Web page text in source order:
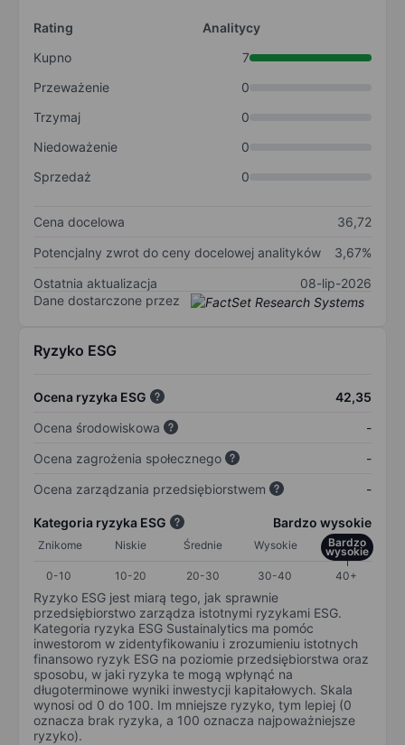
Rating
Analitycy
Kupno
7
Przeważenie
0
Trzymaj
0
Niedoważenie
0
Sprzedaż
0
Cena docelowa
36,72
Potencjalny zwrot do ceny docelowej analityków
3,67%
Ostatnia aktualizacja
08-lip-2026
Dane dostarczone przez
Ryzyko ESG
Ocena ryzyka ESG
42,35
Ocena środowiskowa
-
Ocena zagrożenia społecznego
-
Ocena zarządzania przedsiębiorstwem
-
Kategoria ryzyka ESG Bardzo wysokie
Znikome Niskie Średnie Wysokie Bardzo
wysokie
0-10
10-20 20-30 30-40 40+
Ryzyko ESG jest miarą tego, jak sprawnie
przedsiębiorstwo zarządza istotnymi ryzykami ESG.
Kategoria ryzyka ESG Sustainalytics ma pomóc
inwestorom w zidentyfikowaniu i zrozumieniu istotnych
finansowo ryzyk ESG na poziomie przedsiębiorstwa oraz
sposobu, w jaki ryzyka te mogą wpłynąć na
długoterminowe wyniki inwestycji kapitałowych. Skala
wynosi od 0 do 100. Im mniejsze ryzyko, tym lepiej (0
oznacza brak ryzyka, a 100 oznacza najpoważniejsze
ryzyko).